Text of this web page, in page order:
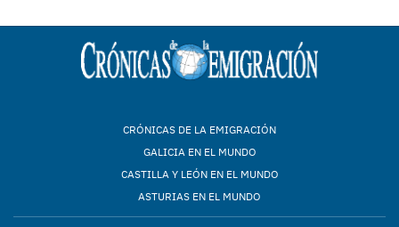
CRÓNICAS DE LA EMIGRACIÓN
GALICIA EN EL MUNDO
CASTILLA Y LEÓN EN EL MUNDO
ASTURIAS EN EL MUNDO